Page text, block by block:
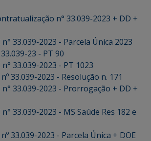
n° 33.039-2023 + DD +
n° 33.039-2023 - Parcela Única 2023
23 - PT 90
n° 33.039-2023 - PT 1023
nº 33.039-2023 - Resolução n. 171
n° 33.039-2023 - Prorrogação + DD +
n° 33.039-2023 - MS Saúde Res 182 e
nº 33.039-2023 - Parcela Única + DOE